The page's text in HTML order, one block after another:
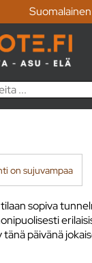
on sujuvampaa
sopiva
päivänä